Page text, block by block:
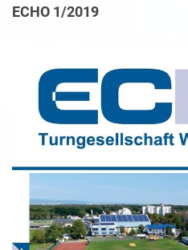
ECHO 1/2019